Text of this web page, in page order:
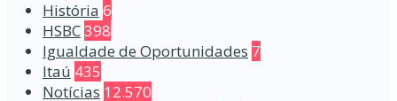
História 6
HSBC398
Igualdade de Oportunidades 7
Itaú 435
Notícias 12.570